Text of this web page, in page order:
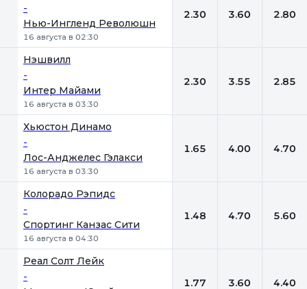
-
Нью-Ингленд Революшн
16 августа в 02:30
2.30 3.60 2.80
Нэшвилл
-
Интер Майами
16 августа в 03:30
2.30 3.55 2.85
Хьюстон Динамо
-
Лос-Анджелес Гэлакси
16 августа в 03:30
1.65 4.00 4.70
Колорадо Рэпидс
-
Спортинг Канзас Сити
16 августа в 04:30
1.48 4.70 5.60
Реал Солт Лейк
- 1.77 3.60 4.40